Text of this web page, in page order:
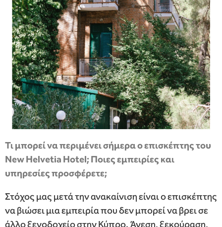
Τι μπορεί να περιμένει σήμερα ο επισκέπτης του
New Helvetia Hotel; Ποιες εμπειρίες και
υπηρεσίες προσφέρετε;
Στόχος μας μετά την ανακαίνιση είναι ο επισκέπτης
να βιώσει μια εμπειρία που δεν μπορεί να βρει σε
άλλο ξενοδοχείο στην Κύπρο. Άνεση, ξεκούραση,